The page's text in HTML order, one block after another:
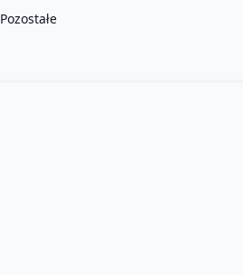
Pozostałe